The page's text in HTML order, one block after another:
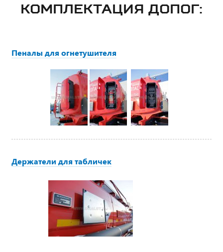
КОМПЛЕКТАЦИЯ ДОПОГ:
Пеналы для огнетушителя
Держатели для табличек